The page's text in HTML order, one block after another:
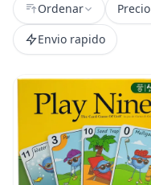
Ordenar Precio
Envio rapido